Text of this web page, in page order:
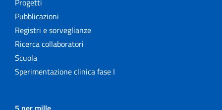
Progetti
Pubblicazioni
Registri e sorveglianze
Ricerca collaboratori
Scuola
Sperimentazione clinica fase I